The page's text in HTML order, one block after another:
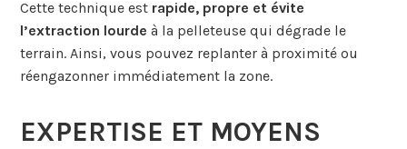
Cette technique est rapide, propre et évite
l’extraction lourde à la pelleteuse qui dégrade le
terrain. Ainsi, vous pouvez replanter à proximité ou
réengazonner immédiatement la zone.
EXPERTISE ET MOYENS